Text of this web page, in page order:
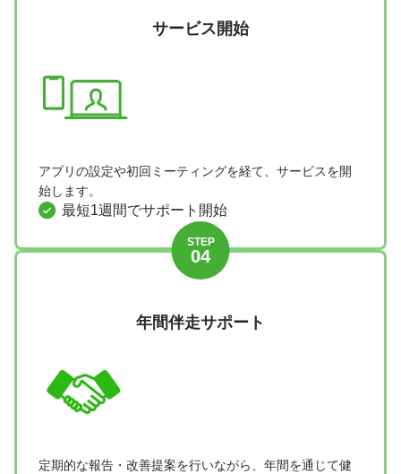
サービス開始
アプリの設定や初回ミーティングを経て、サービスを開
始します。
最短1週間でサポート開始
STEP
04
年間伴走サポート
定期的な報告・改善提案を行いながら、年間を通じて健